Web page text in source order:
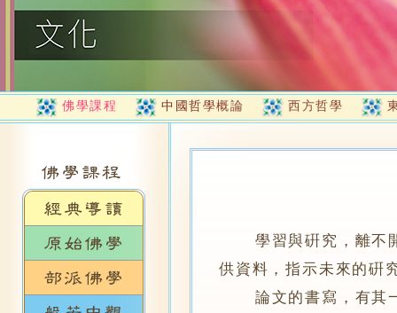
佛學課程 中國哲學概論 西方哲學
學習與硏究，離不
供資料，指示未來的硏
論文的書寫，有其一